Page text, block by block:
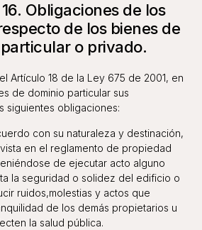
Obligaciones de los
de los bienes de
o privado.
Artículo 18 de la Ley 675 de 2001, en
de dominio particular sus
siguientes obligaciones:
con su naturaleza y destinación,
en el reglamento de propiedad
de ejecutar acto alguno
la seguridad o solidez del edificio o
ruidos,molestias y actos que
de los demás propietarios u
la salud pública.